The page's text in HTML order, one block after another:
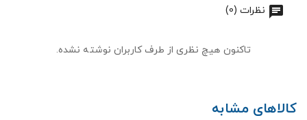
نظرات (0)
تاکنون هیچ نظری از طرف کاربران نوشته نشده.
کالاهای مشابه